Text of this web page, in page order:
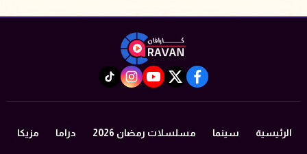
facebook
twitter
youtube
instagram
tiktok
الرئيسية سينما مسلسلات رمضان 2026 دراما مزيكا